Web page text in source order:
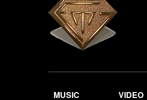
MUSIC VIDEO